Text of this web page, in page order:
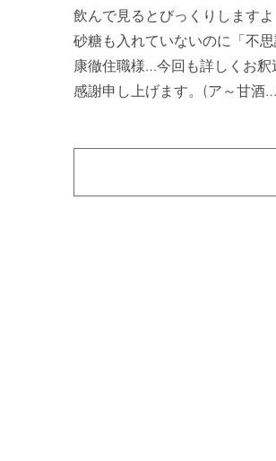
飲んで見るとびっくりしますよ
砂糖も入れていないのに「不
康徹住職様…今回も詳しくお